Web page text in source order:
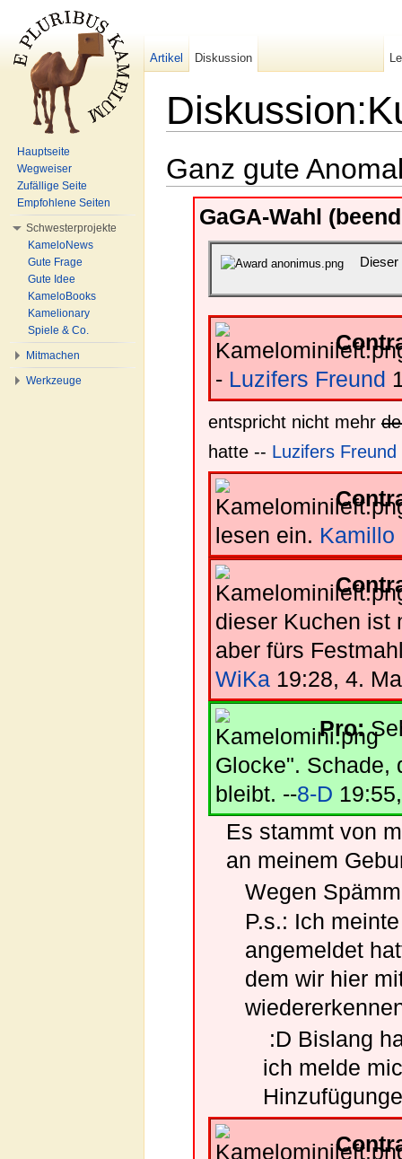
Ganz gute
GaGA-Wahl
- Luzifers Freund
entspricht nicht mehr
hatte -- Luzifers Freund
lesen ein. Kamillo
dieser Kuchen ist
aber fürs
WiKa 19:28, 4.
Pro:
Glocke". Schade,
bleibt. --8-D
Es stammt von
an meinem
Wegen
P.s.: Ich
angemeldet
dem wir hier
:D Bislang
ich melde
Artikel Diskussion
Hauptseite
Wegweiser
Zufällige Seite
Empfohlene Seiten
Schwesterprojekte
KameloNews
Gute Frage
Gute Idee
KameloBooks
Kamelionary
Spiele & Co.
Mitmachen
Werkzeuge